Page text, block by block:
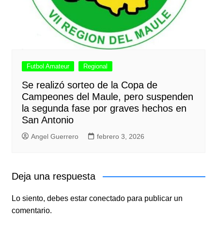
Futbol Amateur Regional
Se realizó sorteo de la Copa de
Campeones del Maule, pero suspenden
la segunda fase por graves hechos en
San Antonio
Angel Guerrero febrero 3, 2026
Deja una respuesta
Lo siento, debes estar conectadopara publicar un
comentario.